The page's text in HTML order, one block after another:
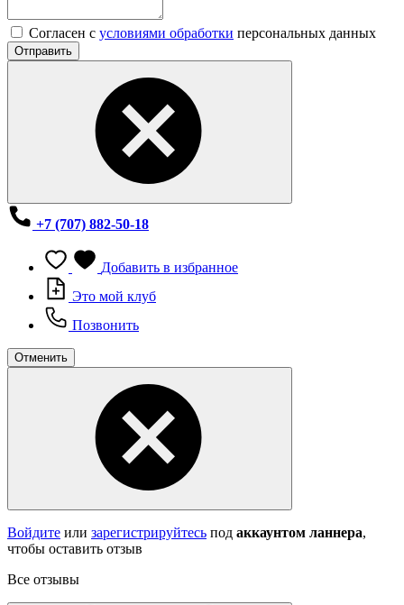
Согласен с условиями обработки персональных данных
Отправить
+7 (707) 882-50-18
Добавить в избранное
Это мой клуб
Позвонить
Отменить
Войдите или зарегистрируйтесь под аккаунтом ланнера,
чтобы оставить отзыв
Все отзывы